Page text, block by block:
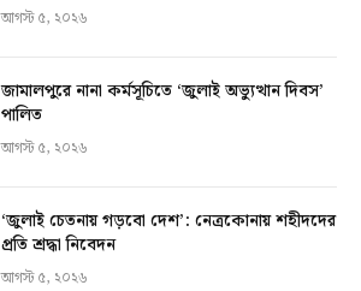
আগস্ট ৫, ২০২৬
জামালপুরে নানা কর্মসূচিতে ‘জুলাই অভ্যুত্থান দিবস’
পালিত
আগস্ট ৫, ২০২৬
‘জুলাই চেতনায় গড়বো দেশ’: নেত্রকোনায় শহীদদের
প্রতি শ্রদ্ধা নিবেদন
আগস্ট ৫, ২০২৬